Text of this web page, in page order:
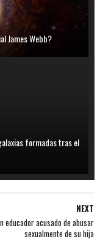
James Webb?
formadas tras el
NEXT
educador acusado de abusar
sexualmente de su hija